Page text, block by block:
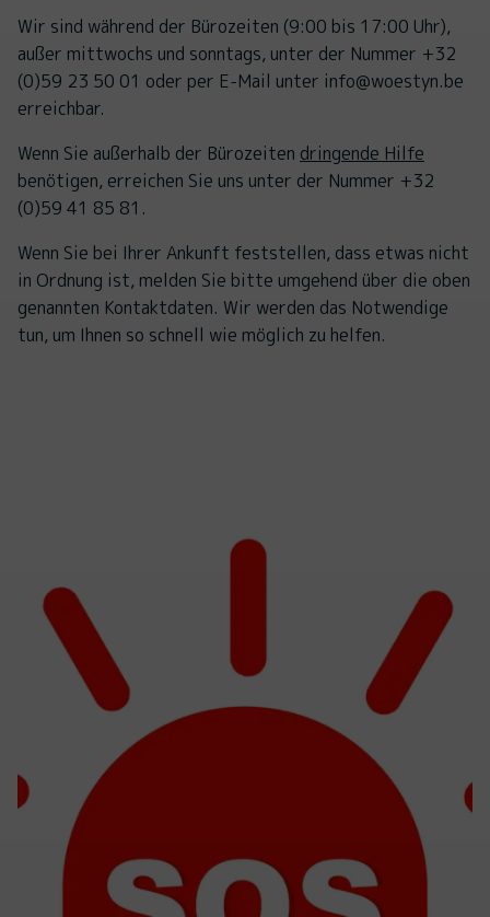
Wir sind während der Bürozeiten (9:00 bis 17:00 Uhr),
außer mittwochs und sonntags, unter der Nummer +32
(0)59 23 50 01 oder per E-Mail unter info@woestyn.be
erreichbar.
Wenn Sie außerhalb der Bürozeiten dringende Hilfe
benötigen, erreichen Sie uns unter der Nummer +32
(0)59 41 85 81.
Wenn Sie bei Ihrer Ankunft feststellen, dass etwas nicht
in Ordnung ist, melden Sie bitte umgehend über die oben
genannten Kontaktdaten. Wir werden das Notwendige
tun, um Ihnen so schnell wie möglich zu helfen.